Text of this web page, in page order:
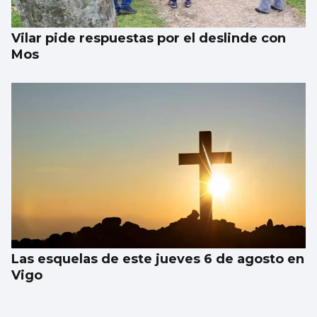
Vilar pide respuestas por el deslinde con
Mos
Las esquelas de este jueves 6 de agosto en
Vigo